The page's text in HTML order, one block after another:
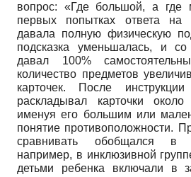
вопрос: «Где большой, а где
первых попытках ответа на
давала полную физическую
подсказка уменьшалась, и
давал 100%
количество предметов
карточек. После
раскладывал карточки
именуя его большим или
понятие противоположности.
сравнивать обобщался в
например, в инклюзивной
детьми ребенка включали в